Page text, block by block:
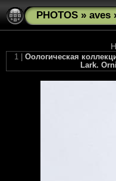
PHOTOS » aves
1 | Оологическая
Lark.